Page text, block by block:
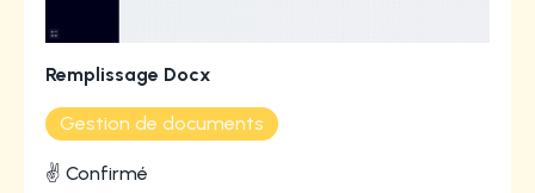
Remplissage Docx
Gestion de documents
✌️ Confirmé